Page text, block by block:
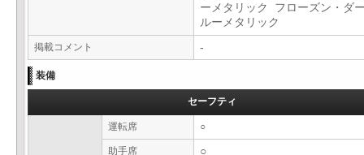
ーメタリック フローズン・ダ
ルーメタリック
掲載コメント -
装備
セーフティ
運転席 ○
助手席 ○